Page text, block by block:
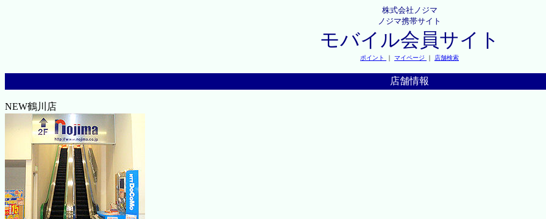
株式会社ノジマ
ノジマ携帯サイト
モバイル会員サイト
ポイント ｜ マイページ ｜ 店舗検索
店舗情報
NEW鶴川店